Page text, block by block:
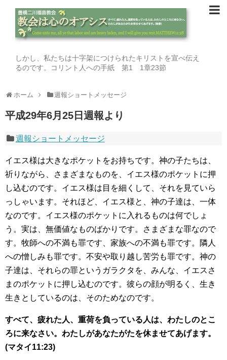
しかし、私たちは十字架につけられたキリストを宣べ伝え
るのです。コリント人への手紙 第1 1章23節
ホーム 週報ショートメッセージ
平成29年6月25日週報より
週報ショートメッセージ
イエス様は大きなポケットをお持ちです。神の子たちは、
祈りながら、さまざまなものを、イエス様のポケットに押
し込むのです。イエス様は目を細くして、それを見ていら
っしゃいます。それほど、イエス様と、神の子達は、一体
なのです。イエス様のポケットに入れるものは何でしょ
う。実は、無価値なものばかりです。さまざまな罪なので
す。牧師への不満も罪です、家族への不満も罪です。隣人
への憎しみも罪です。不安や取り越し苦労も罪です。神の
子達は、それらの罪というガラクタを、みんな、イエスさ
まのポケットに押し込むのです。彼らの顔が明るく、生き
生きとしているのは、そのためなのです。
すべて、疲れた人、重荷を負っている人は、わたしのとこ
ろに来なさい。わたしがあなたがたを休ませてあげます。
(マタイ11:23)